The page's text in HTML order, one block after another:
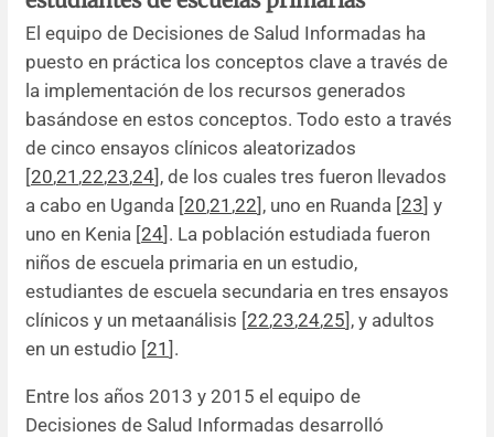
El equipo de Decisiones de Salud Informadas ha
puesto en práctica los conceptos clave a través de
la implementación de los recursos generados
basándose en estos conceptos. Todo esto a través
de cinco ensayos clínicos aleatorizados
[20,21 ,22,23,24], de los cuales tres fueron llevados
a cabo en Uganda [20,21 ,22], uno en Ruanda [23] y
uno en Kenia [24]. La población estudiada fueron
niños de escuela primaria en un estudio,
estudiantes de escuela secundaria en tres ensayos
clínicos y un metaanálisis [22,23,24,25], y adultos
en un estudio [21 ].
Entre los años 2013 y 2015 el equipo de
Decisiones de Salud Informadas desarrolló